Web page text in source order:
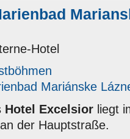
Hotel
Mariánske
Hotel Excelsior liegt
der Hauptstraße.